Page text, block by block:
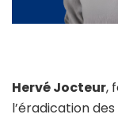
Hervé Jocteur,
l’éradication